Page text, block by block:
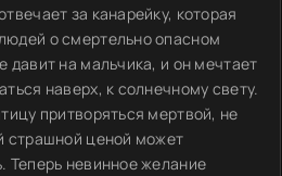
за канарейку, которая
о смертельно опасном
давит на мальчика, и он мечтает
наверх, к солнечному свету.
притворяться мертвой, не
страшной ценой может
Теперь невинное желание